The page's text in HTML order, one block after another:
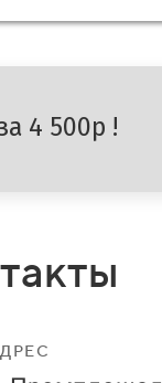
4 500р !